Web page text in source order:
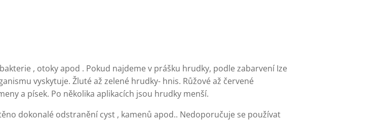
, otoky apod . Pokud najdeme v prášku hrudky, podle zabarvení Ize
vyskytuje. Žluté až zelené hrudky- hnis. Růžové až červené
a písek. Po několika aplikacích jsou hrudky menší.
dokonalé odstranění cyst , kamenů apod.. Nedoporučuje se používat